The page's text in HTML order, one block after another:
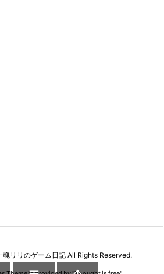
魂リリのゲーム日記 All Rights Reserved.